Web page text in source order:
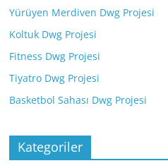
Yürüyen Merdiven Dwg Projesi
Koltuk Dwg Projesi
Fitness Dwg Projesi
Tiyatro Dwg Projesi
Basketbol Sahası Dwg Projesi
Kategoriler